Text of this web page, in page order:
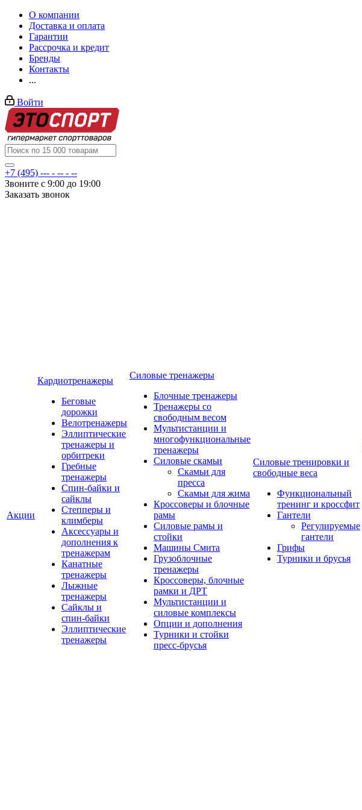
О компании
Доставка и оплата
Гарантии
Рассрочка и кредит
Бренды
Контакты
...
Войти
+7 (495) --- - -- - --
Звоните с 9:00 до 19:00
Заказать звонок
Акции
Кардиотренажеры
Беговые
дорожки
Велотренажеры
Эллиптические
тренажеры и
орбитреки
Гребные
тренажеры
Спин-байки и
сайклы
Степперы и
климберы
Аксессуары и
дополнения к
тренажерам
Канатные
тренажеры
Лыжные
тренажеры
Сайклы и
спин-байки
Эллиптические
тренажеры
Силовые тренажеры
Блочные тренажеры
Тренажеры со
свободным весом
Мультистанции и
многофункциональные
тренажеры
Силовые скамьи
Скамьи для
пресса
Скамьи для жима
Кроссоверы и блочные
рамы
Силовые рамы и
стойки
Машины Смита
Грузоблочные
тренажеры
Кроссоверы, блочные
рамки и ДРТ
Мультистанции и
силовые комплексы
Опции и дополнения
Турники и стойки
пресс-брусья
Силовые тренировки и
свободные веса
Функциональный
тренинг и кроссфит
Гантели
Регулируемые
гантели
Грифы
Турники и брусья